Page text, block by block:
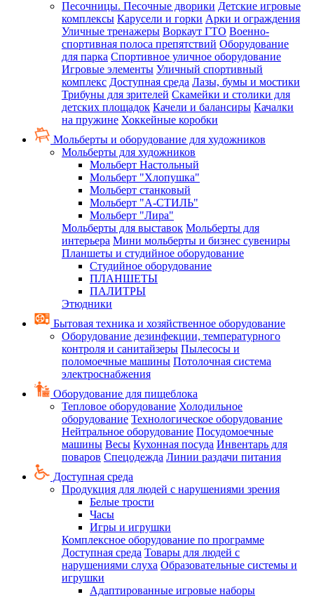
Песочницы. Песочные дворики Детские игровые
комплексы Карусели и горки Арки и ограждения
Уличные тренажеры Воркаут ГТО Военно-
спортивная полоса препятствий Оборудование
для парка Спортивное уличное оборудование
Игровые элементы Уличный спортивный
комплекс Доступная среда Лазы, бумы и мостики
Трибуны для зрителей Скамейки и столики для
детских площадок Качели и балансиры Качалки
на пружине Хоккейные коробки
Мольберты и оборудование для художников
Мольберты для художников
Мольберт Настольный
Мольберт "Хлопушка"
Мольберт станковый
Мольберт "А-СТИЛЬ"
Мольберт "Лира"
Мольберты для выставок Мольберты для
интерьера Мини мольберты и бизнес сувениры
Планшеты и студийное оборудование
Студийное оборудование
ПЛАНШЕТЫ
ПАЛИТРЫ
Этюдники
Бытовая техника и хозяйственное оборудование
Оборудование дезинфекции, температурного
контроля и санитайзеры Пылесосы и
поломоечные машины Потолочная система
электроснабжения
Оборудование для пищеблока
Тепловое оборудование Холодильное
оборудование Технологическое оборудование
Нейтральное оборудование Посудомоечные
машины Весы Кухонная посуда Инвентарь для
поваров Спецодежда Линии раздачи питания
Доступная среда
Продукция для людей с нарушениями зрения
Белые трости
Часы
Игры и игрушки
Комплексное оборудование по программе
Доступная среда Товары для людей с
нарушениями слуха Образовательные системы и
игрушки
Адаптированные игровые наборы